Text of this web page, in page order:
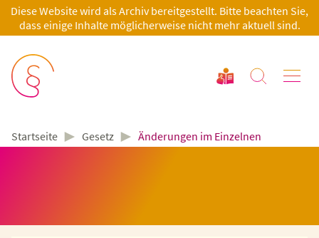
Diese Website wird als Archiv bereitgestellt. Bitte beachten Sie,
dass einige Inhalte möglicherweise nicht mehr aktuell sind.
Startseite ► Gesetz ► Änderungen im Einzelnen